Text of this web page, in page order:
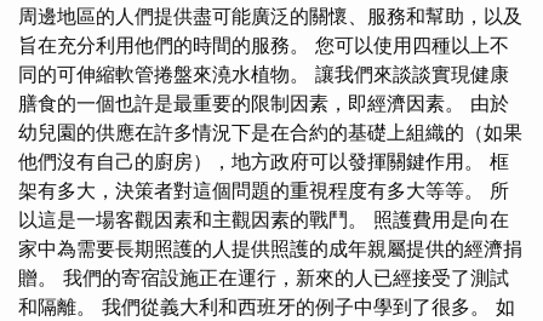
周邊地區的人們提供盡可能廣泛的關懷、服務和幫助，以及
旨在充分利用他們的時間的服務。 您可以使用四種以上不
同的可伸縮軟管捲盤來澆水植物。 讓我們來談談實現健康
膳食的一個也許是最重要的限制因素，即經濟因素。 由於
幼兒園的供應在許多情況下是在合約的基礎上組織的（如果
他們沒有自己的廚房），地方政府可以發揮關鍵作用。 框
架有多大，決策者對這個問題的重視程度有多大等等。 所
以這是一場客觀因素和主觀因素的戰鬥。 照護費用是向在
家中為需要長期照護的人提供照護的成年親屬提供的經濟捐
贈。 我們的寄宿設施正在運行，新來的人已經接受了測試
和隔離。 我們從義大利和西班牙的例子中學到了很多。 如